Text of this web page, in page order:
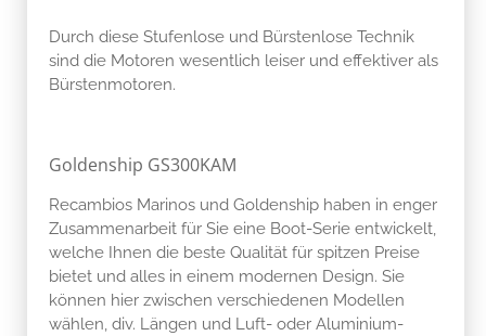
Durch diese Stufenlose und Bürstenlose Technik
sind die Motoren wesentlich leiser und effektiver als
Bürstenmotoren.
Goldenship GS300KAM
Recambios Marinos und Goldenship haben in enger
Zusammenarbeit für Sie eine Boot-Serie entwickelt,
welche Ihnen die beste Qualität für spitzen Preise
bietet und alles in einem modernen Design. Sie
können hier zwischen verschiedenen Modellen
wählen, div. Längen und Luft- oder Aluminium-